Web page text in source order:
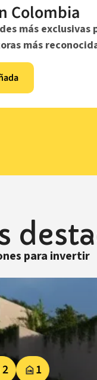
Colombia
más
más
para invertir
1